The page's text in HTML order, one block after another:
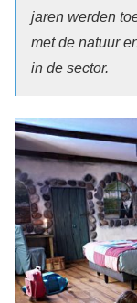
jaren werden
met de natuur
in de sector.